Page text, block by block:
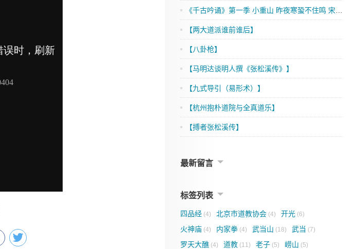
《千古吟诵》第一季 小重山 昨夜寒蛩不住鸣 宋 岳飞
【两大道派谁前谁后】
【八卦枪】
【马明达谈明人撰《张松溪传》】
【九式导引（易形术）】
【杭州抱朴道院与全真道乐】
【搏者张松溪传】
最新留言
标签列表
四品经(4) 北京市道教协会(4) 开光(6)
火神庙(4) 内家拳(4) 武当山 (18) 武当 (7)
罗天大醮(4) 道教(11) 老子(5) 崂山 (5)